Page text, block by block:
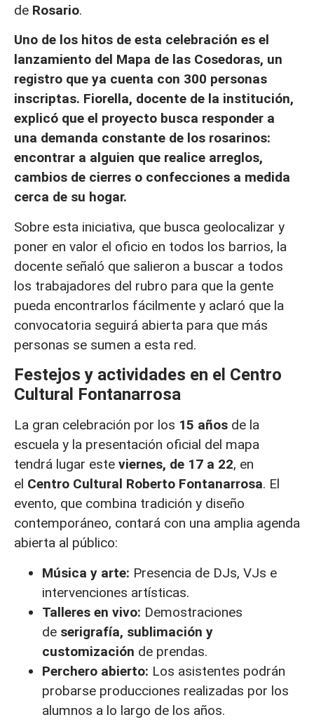
de Rosario.
Uno de los hitos de esta celebración es el
lanzamiento del Mapa de las Cosedoras, un
registro que ya cuenta con 300 personas
inscriptas. Fiorella, docente de la institución,
explicó que el proyecto busca responder a
una demanda constante de los rosarinos:
encontrar a alguien que realice arreglos,
cambios de cierres o confecciones a medida
cerca de su hogar.
Sobre esta iniciativa, que busca geolocalizar y
poner en valor el oficio en todos los barrios, la
docente señaló que salieron a buscar a todos
los trabajadores del rubro para que la gente
pueda encontrarlos fácilmente y aclaró que la
convocatoria seguirá abierta para que más
personas se sumen a esta red.
Festejos y actividades en el Centro
Cultural Fontanarrosa
La gran celebración por los 15 años de la
escuela y la presentación oficial del mapa
tendrá lugar este viernes, de 17 a 22, en
el Centro Cultural Roberto Fontanarrosa. El
evento, que combina tradición y diseño
contemporáneo, contará con una amplia agenda
abierta al público:
Música y arte: Presencia de DJs, VJs e
intervenciones artísticas.
Talleres en vivo: Demostraciones
de serigrafía, sublimación y
customización de prendas.
Perchero abierto: Los asistentes podrán
probarse producciones realizadas por los
alumnos a lo largo de los años.